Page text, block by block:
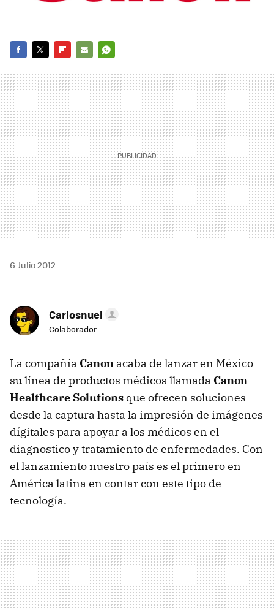
MAIL
6 Julio 2012
Carlosnuel
Colaborador
La compañía Canon acaba de lanzar en México
su línea de productos médicos llamada Canon
Healthcare Solutions que ofrecen soluciones
desde la captura hasta la impresión de imágenes
dígitales para apoyar a los médicos en el
diagnostico y tratamiento de enfermedades. Con
el lanzamiento nuestro país es el primero en
América latina en contar con este tipo de
tecnología.